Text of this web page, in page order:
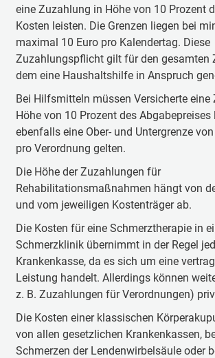
eine Zuzahlung in Höhe von 10 Prozent
Kosten leisten. Die Grenzen liegen bei
maximal 10 Euro pro Kalendertag. Diese
Zuzahlungspflicht gilt für den gesamten
dem eine Haushaltshilfe in Anspruch
Bei Hilfsmitteln müssen Versicherte eine
Höhe von 10 Prozent des Abgabepreises
ebenfalls eine Ober- und Untergrenze
pro Verordnung gelten.
Die Höhe der Zuzahlungen für
Rehabilitationsmaßnahmen hängt von
und vom jeweiligen Kostenträger ab.
Die Kosten für eine Schmerztherapie in
Schmerzklinik übernimmt in der Regel
Krankenkasse, da es sich um eine
Leistung handelt. Allerdings können
z. B. Zuzahlungen für Verordnungen)
Die Kosten einer klassischen
von allen gesetzlichen Krankenkassen,
Schmerzen der Lendenwirbelsäule oder